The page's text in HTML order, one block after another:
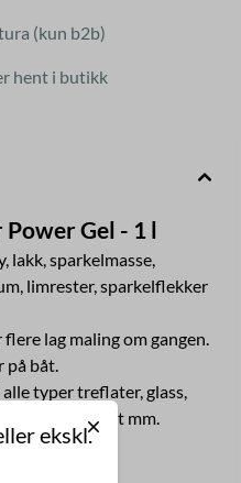
(kun b2b)
hent i butikk
Gel - 1 l
lakk, sparkelmasse,
limrester, sparkelflekker
lag maling om gangen.
på båt.
typer treflater, glass,
aluminiu, plast mm.
og ute.
ekskl.